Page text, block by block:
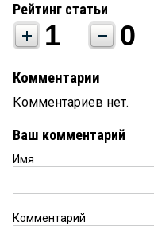
Рейтинг статьи
1 0
Комментарии
Комментариев нет.
Ваш комментарий
Имя
Комментарий